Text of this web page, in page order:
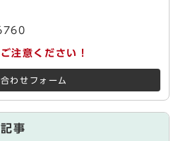
注意ください！
わせフォーム
事